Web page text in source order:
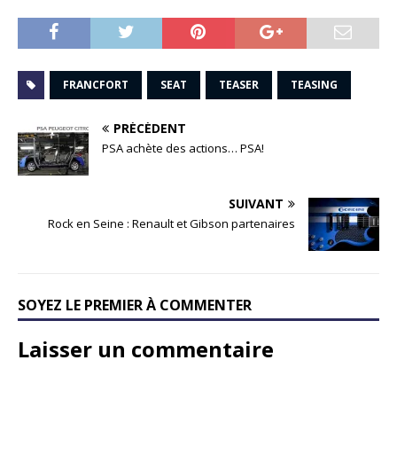
FRANCFORT SEAT TEASER TEASING
PRÉCÉDENT
PSA achète des actions… PSA!
SUIVANT
Rock en Seine : Renault et Gibson partenaires
SOYEZ LE PREMIER À COMMENTER
Laisser un commentaire